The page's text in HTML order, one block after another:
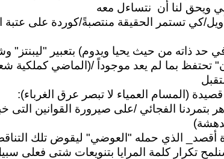
ويحق لنا أن نتساءل معه
كي تستمر الحقيقة منتصبةً/كوردة على عتبة
حد ذاته من حيث يحيا ويدوم) بتعبير
تحتفظ بما لم يعد موجوداً /(الماضي كملكية
(المسام العمياء لا تبصر عرق الغرباء):
بتمردنا الفجائي /على صيرورة القوانين التى
أقصد_ الذي حمله "العوضي" ليقوض تلك
تكرار كلمة المرايا بتنويعات شتى فعلى